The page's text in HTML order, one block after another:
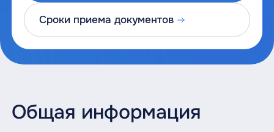
Сроки приема документов
Общая информация